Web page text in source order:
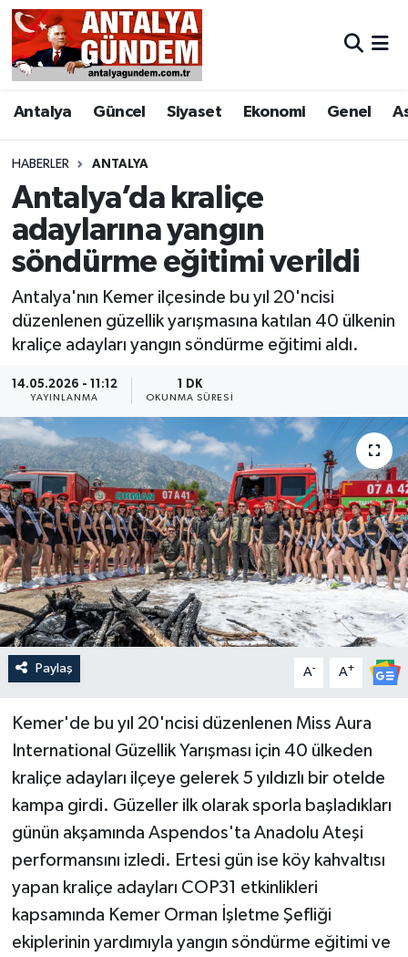
Antalya Güncel Siyaset Ekonomi Genel
HABERLER ANTALYA
Antalya’da kraliçe
adaylarına yangın
söndürme eğitimi verildi
Antalya'nın Kemer ilçesinde bu yıl 20'ncisi
düzenlenen güzellik yarışmasına katılan 40 ülkenin
kraliçe adayları yangın söndürme eğitimi aldı.
14.05.2026 - 11:12
YAYINLANMA
1 DK
OKUNMA SÜRESI
Paylaş A- A+
Kemer'de bu yıl 20'ncisi düzenlenen Miss Aura
International Güzellik Yarışması için 40 ülkeden
kraliçe adayları ilçeye gelerek 5 yıldızlı bir otelde
kampa girdi. Güzeller ilk olarak sporla başladıkları
günün akşamında Aspendos'ta Anadolu Ateşi
performansını izledi. Ertesi gün ise köy kahvaltısı
yapan kraliçe adayları COP31 etkinlikleri
kapsamında Kemer Orman İşletme Şefliği
ekiplerinin yardımıyla yangın söndürme eğitimi ve
Antalya
Asayiş
Bilim & Teknoloji
Bölge
EĞİTİM
Ekonomi
Genel
Görüntülü Haber
Güncel
Kültür & Sanat
Magazin
Resmi İlan
Sağlık & Yaşam
Siyaset
Spor
Antalya Nöbetçi Eczaneler
Antalya Hava Durumu
Antalya Namaz Vakitleri
Antalya Trafik Yoğunluk Haritası
Süper Lig Puan Durumu ve Fikstür
Tüm Manşetler
Son Dakika Haberleri
Haber Arşivi